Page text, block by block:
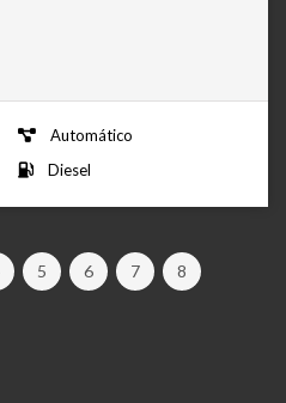
Automático
Diesel
5 6 7 8